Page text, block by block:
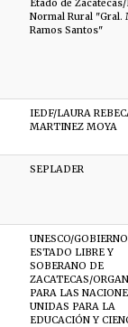
Etado de
Normal Rural "Gral.
Ramos Santos"
IEDF/LAURA
MARTINEZ MOYA
SEPLADER
UNESCO/
ESTADO LIBRE Y
SOBERANO DE
ZACATECAS/
PARA LAS
UNIDAS PARA LA
EDUCACIÓN Y